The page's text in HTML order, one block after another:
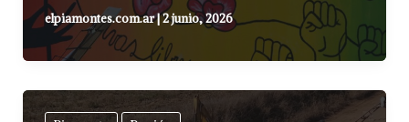
elpiamontes.com.ar|2 junio, 2026